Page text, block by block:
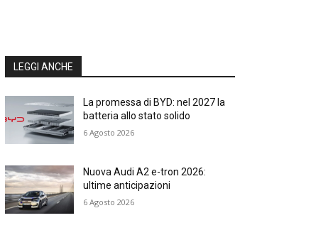
LEGGI ANCHE
La promessa di BYD: nel 2027 la
batteria allo stato solido
6 Agosto 2026
Nuova Audi A2 e-tron 2026:
ultime anticipazioni
6 Agosto 2026